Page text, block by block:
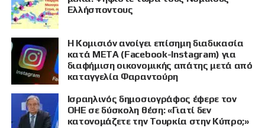
Ελλήσποντους
Η Κομισιόν ανοίγει επίσημη διαδικασία
κατά META (Facebook-Instagram) για
διαφήμιση οικονομικής απάτης μετά από
καταγγελία Φαραντούρη
Ισραηλινός δημοσιογράφος έφερε τον
ΟΗΕ σε δύσκολη θέση: «Γιατί δεν
κατονομάζετε την Τουρκία στην Κύπρο;»